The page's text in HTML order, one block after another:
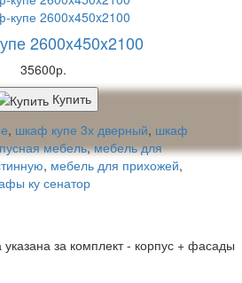
2600x450x2100
35600р.
Купить
, шкаф купе 3х дверный, шкаф
мебель,мебель для
, мебель для прихожей,
ку сенатор
за комплект - корпус + фасады